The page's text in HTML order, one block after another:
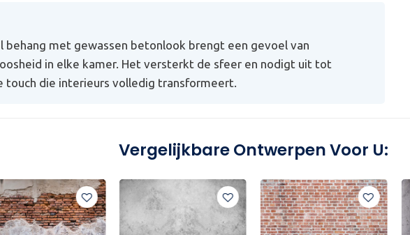
behang met gewassen betonlook brengt een gevoel van
in elke kamer. Het versterkt de sfeer en nodigt uit tot
touch die interieurs volledig transformeert.
Vergelijkbare Ontwerpen Voor U: